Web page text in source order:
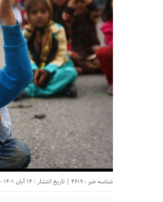
شناسه خبر : 4619 | تاریخ انتشار : 14 آبان 1401 - 11:43 |